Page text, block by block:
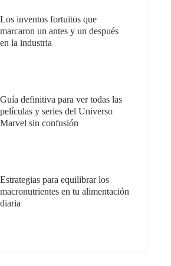
Los inventos fortuitos que
marcaron un antes y un después
en la industria
Guía definitiva para ver todas las
películas y series del Universo
Marvel sin confusión
Estrategias para equilibrar los
macronutrientes en tu alimentación
diaria